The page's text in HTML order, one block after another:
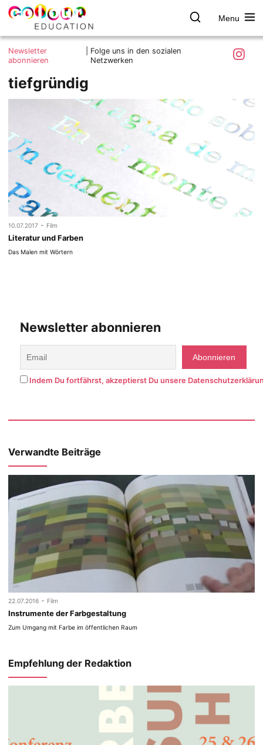
Skip
colour.education
Farbe
entdecken
Menu
Was ist colour.education?
Ziele und Mitmachen
Kontakt
Impressum
Datenschutzerklärung
Newsletter
abonnieren
Folge uns in den sozialen
Netzwerken
tiefgründig
10.07.2017 - Film
Literatur und Farben
Das Malen mit Wörtern
Newsletter abonnieren
Indem Du fortfährst, akzeptierst Du unsere
Verwandte Beiträge
22.07.2016 - Film
Instrumente der Farbgestaltung
Zum Umgang mit Farbe im öffentlichen Raum
Empfehlung der Redaktion